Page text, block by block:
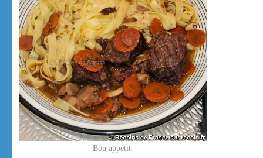
Bon appétit.